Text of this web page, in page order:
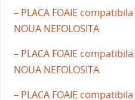
– PLACA FOAIE
NOUA NEFOLOSITA
– PLACA FOAIE
NOUA NEFOLOSITA
– PLACA FOAIE